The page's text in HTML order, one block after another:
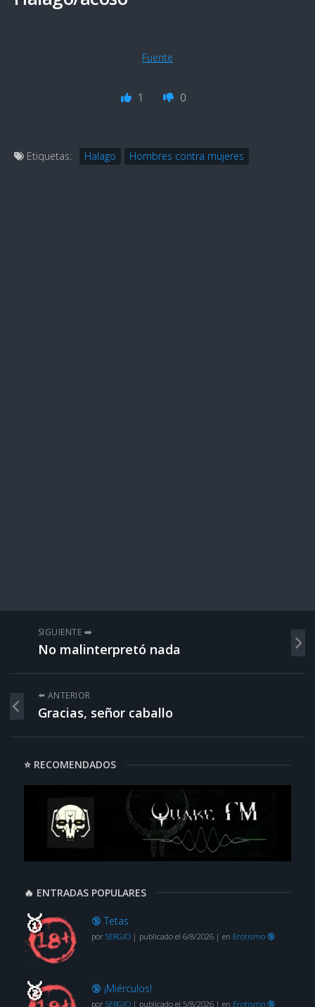
Fuente
1 0
Etiquetas: Halago Hombres contra mujeres
SIGUIENTE ➡️
No malinterpretó nada
⬅️ ANTERIOR
Gracias, señor caballo
⭐ RECOMENDADOS
🔥 ENTRADAS POPULARES
🔞 Tetas
por SERGIO| publicado el 6/8/2026| en Erotismo 🔞
🔞 ¡Miérculos!
por SERGIO| publicado el 5/8/2026| en Erotismo 🔞